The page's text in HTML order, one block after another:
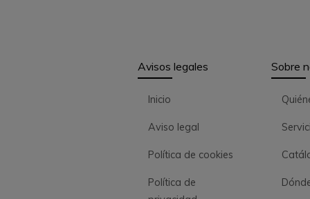
Avisos legales
Inicio
Aviso legal
Política de cookies
Política de
Sobre